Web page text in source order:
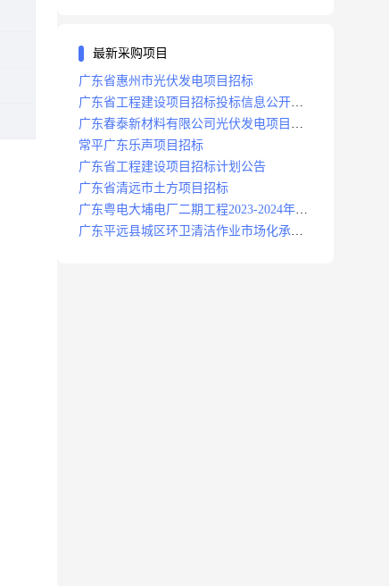
最新采购项目
广东省惠州市光伏发电项目招标
广东省工程建设项目招标投标信息公开目
录
广东春泰新材料有限公司光伏发电项目招
标
常平广东乐声项目招标
广东省工程建设项目招标计划公告
广东省清远市土方项目招标
广东粤电大埔电厂二期工程2023-2024年度
安保服务项目招标公告
广东平远县城区环卫清洁作业市场化承包